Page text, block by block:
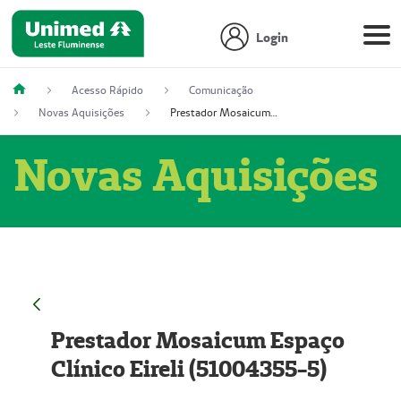
Login
Acesso Rápido
Comunicação
Novas Aquisições
Prestador Mosaicum Espaço Clínico Eireli (51004355-5)
Novas Aquisições
Prestador Mosaicum Espaço
Clínico Eireli (51004355-5)